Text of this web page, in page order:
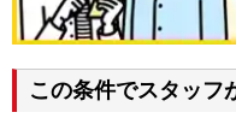
この条件でスタッフ